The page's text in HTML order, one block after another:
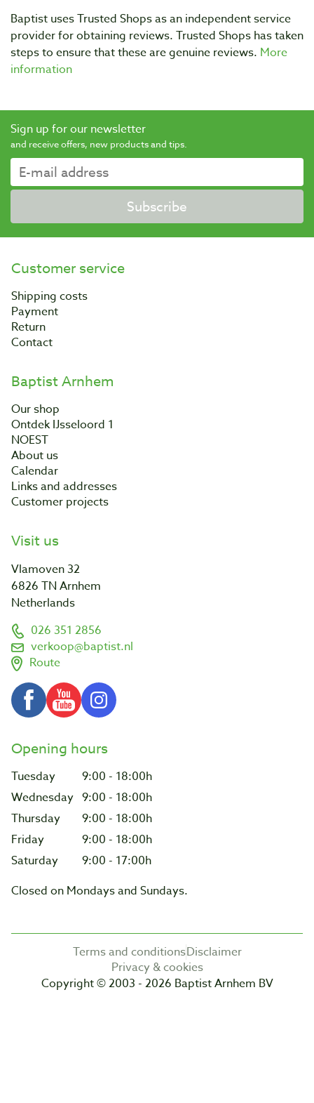
Baptist uses Trusted Shops as an independent service
provider for obtaining reviews. Trusted Shops has taken
steps to ensure that these are genuine reviews. More
information
Sign up for our newsletter
and receive offers, new products and tips.
Subscribe
Customer service
Shipping costs
Payment
Return
Contact
Baptist Arnhem
Our shop
Ontdek IJsseloord 1
NOEST
About us
Calendar
Links and addresses
Customer projects
Visit us
Vlamoven 32
6826 TN Arnhem
Netherlands
026 351 2856
verkoop@baptist.nl
Route
Opening hours
Tuesday
9:00 - 18:00h
Wednesday 9:00 - 18:00h
Thursday
9:00 - 18:00h
Friday
9:00 - 18:00h
Saturday
9:00 - 17:00h
Closed on Mondays and Sundays.
Terms and conditionsDisclaimer
Privacy & cookies
Copyright © 2003 - 2026 Baptist Arnhem BV